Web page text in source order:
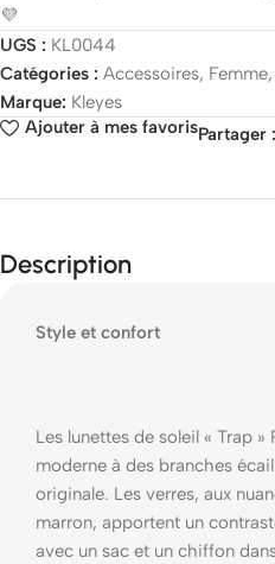
💜
UGS : KL0044
Catégories : Accessoires, Femme,
Marque: Kleyes
Ajouter à mes favorisPartager :
Description
Style et confort
Les lunettes de soleil « Trap
moderne à des branches
originale. Les verres, aux
marron, apportent un
avec un sac et un chiffon